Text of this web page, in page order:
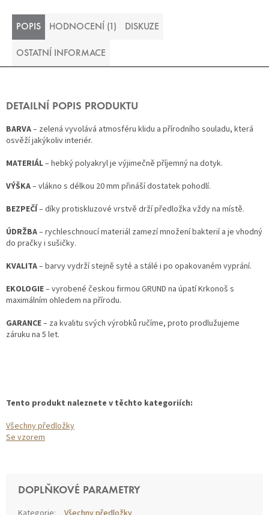
POPIS HODNOCENÍ (1) DISKUZE
OSTATNÍ INFORMACE
DETAILNÍ POPIS PRODUKTU
BARVA– zelená vyvolává atmosféru klidu a přírodního souladu, která
osvěží jakýkoliv interiér.
MATERIÁL– hebký polyakryl je výjimečně příjemný na dotyk.
VÝŠKA– vlákno s délkou 20 mm přináší dostatek pohodlí.
BEZPEČÍ– díky protiskluzové vrstvě drží předložka vždy na místě.
ÚDRŽBA– rychleschnoucí materiál zamezí množení bakterií a je vhodný
do pračky i sušičky.
KVALITA– barvy vydrží stejně syté a stálé i po opakovaném vyprání.
EKOLOGIE– vyrobené českou firmou GRUND na úpatí Krkonoš s
maximálním ohledem na přírodu.
GARANCE– za kvalitu svých výrobků ručíme, proto prodlužujeme
záruku na 5 let.
Tento produkt naleznete v těchto kategoriích:
Všechny předložky
Se vzorem
DOPLŇKOVÉ PARAMETRY